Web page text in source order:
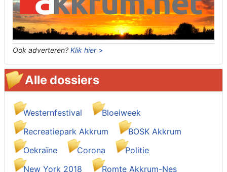
Ook adverteren? Klik hier >
Alle dossiers
Westernfestival
Bloeiweek
Recreatiepark Akkrum
BOSK Akkrum
Oekraïne
Corona
Politie
New York 2018
Romte Akkrum-Nes